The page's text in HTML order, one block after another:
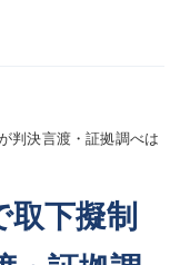
判決言渡・証拠調べは
取下擬制